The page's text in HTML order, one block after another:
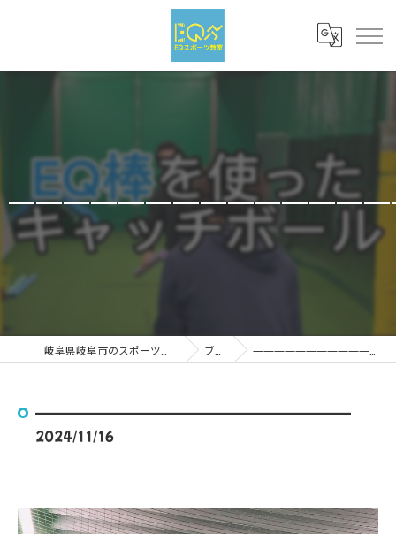
ブログ —————————————————
—————————————————
2024/11/16